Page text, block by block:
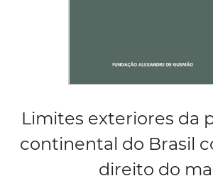
Limites exteriores da
continental do Brasil
direito do